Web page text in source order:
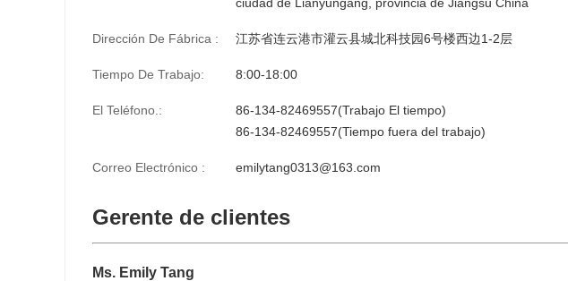
Dirección De Fábrica : 江苏省连云港市灌云县城北科技园6号楼西边1-2层
Tiempo De Trabajo: 8:00-18:00
El Teléfono.:
86-134-82469557(Trabajo El tiempo)
86-134-82469557(Tiempo fuera del trabajo)
Correo Electrónico : emilytang0313@163.com
Gerente de clientes
Ms. Emily Tang